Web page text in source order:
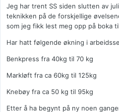
Jeg har trent SS siden slutten av
teknikken på de forskjellige
som jeg fikk lest meg opp på boka
Har hatt følgende økning i
Benkpress fra 40kg til 70 kg
Markløft fra ca 60kg til 125kg
Knebøy fra ca 50 kg til 95kg
Etter å ha begynt på ny noen